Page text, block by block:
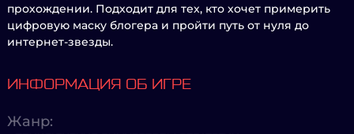
прохождении. Подходит для тех, кто хочет примерить
цифровую маску блогера и пройти путь от нуля до
интернет-звезды.
ИНФОРМАЦИЯ ОБ ИГРЕ
Жанр: